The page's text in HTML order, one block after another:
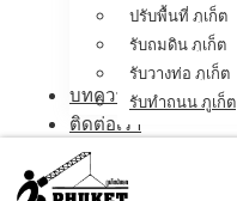
ปรับพื้นที่ ภูเก็ต
รับถมดิน ภูเก็ต
รับวางท่อ ภูเก็ต
รับทำถนน ภูเก็ต
บทความ
ติดต่อเรา